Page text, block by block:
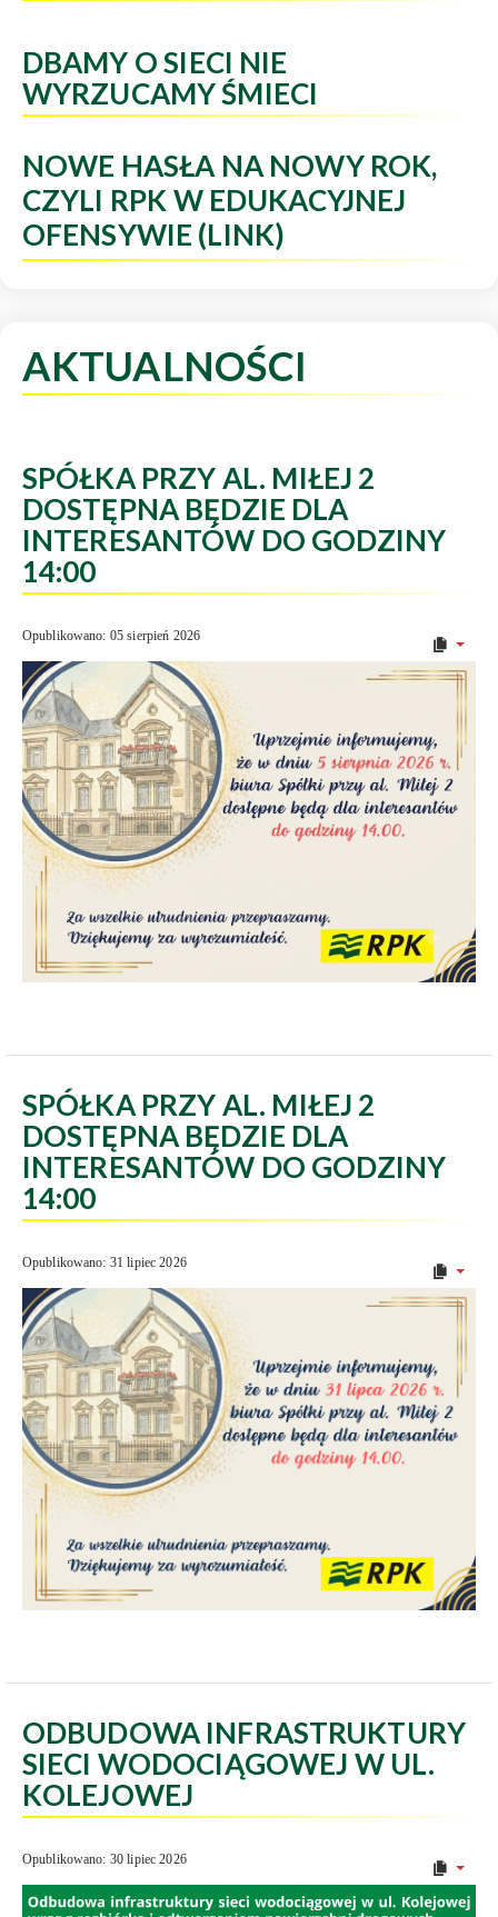
DBAMY O SIECI NIE
WYRZUCAMY ŚMIECI
NOWE HASŁA NA NOWY ROK,
CZYLI RPK W EDUKACYJNEJ
OFENSYWIE (LINK)
AKTUALNOŚCI
SPÓŁKA PRZY AL. MIŁEJ 2
DOSTĘPNA BĘDZIE DLA
INTERESANTÓW DO GODZINY
14:00
Opublikowano: 05 sierpień 2026
SPÓŁKA PRZY AL. MIŁEJ 2
DOSTĘPNA BĘDZIE DLA
INTERESANTÓW DO GODZINY
14:00
Opublikowano: 31 lipiec 2026
ODBUDOWA INFRASTRUKTURY
SIECI WODOCIĄGOWEJ W UL.
KOLEJOWEJ
Opublikowano: 30 lipiec 2026